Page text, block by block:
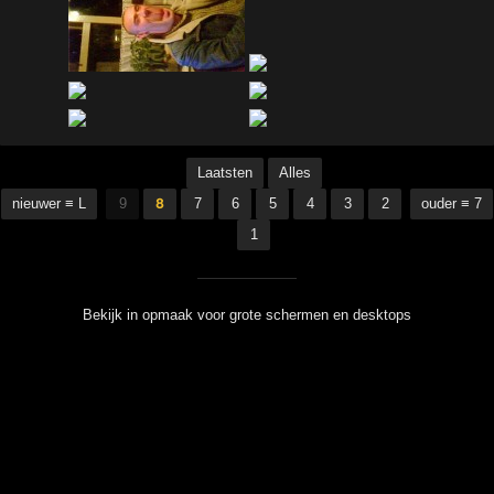
nieuwer ≡ L
Laatsten
Alles
9
8 7 6 5 4 3
2
1
ouder ≡ 7
Bekijk in opmaak voor grote schermen en desktops